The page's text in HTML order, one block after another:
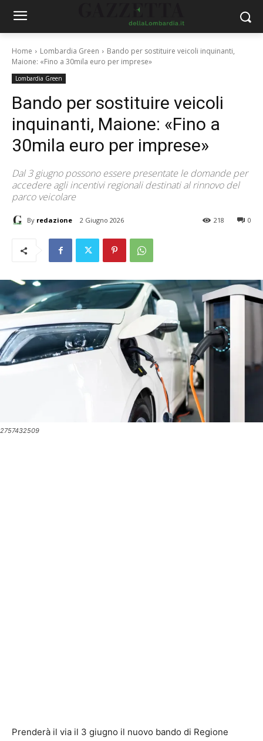
Home Lombardia Green
Bando per sostituire veicoli inquinanti,
Maione: «Fino a 30mila euro per imprese»
Lombardia Green
Bando per sostituire veicoli
inquinanti, Maione: «Fino a
30mila euro per imprese»
Dal 3 giugno possono essere presentate le domande per
accedere agli incentivi regionali destinati al rinnovo del
parco veicolare
By redazione 2 Giugno 2026 0
218
2757432509
Prenderà il via il 3 giugno il nuovo bando di Regione